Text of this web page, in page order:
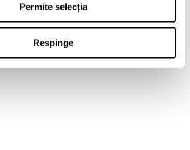
Permite selecția
Respinge